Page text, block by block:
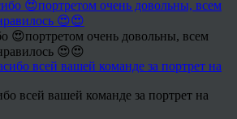
😍портретом очень довольны, всем
😍😍
всей вашей команде за портрет на